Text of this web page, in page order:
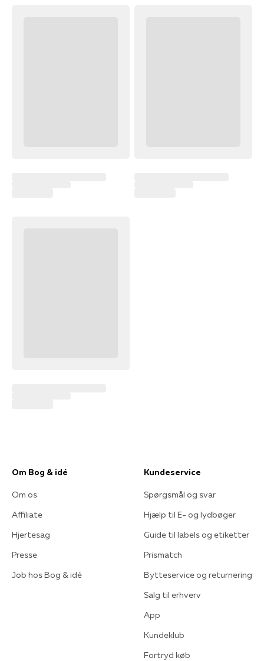
Om Bog & idé
Om os
Affiliate
Hjertesag
Presse
Job hos Bog & idé
Kundeservice
Spørgsmål og svar
Hjælp til E- og lydbøger
Guide til labels og etiketter
Prismatch
Bytteservice og returnering
Salg til erhverv
App
Kundeklub
Fortryd køb